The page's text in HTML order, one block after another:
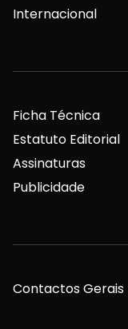
Internacional
Ficha Técnica
Estatuto Editorial
Assinaturas
Publicidade
Contactos Gerais